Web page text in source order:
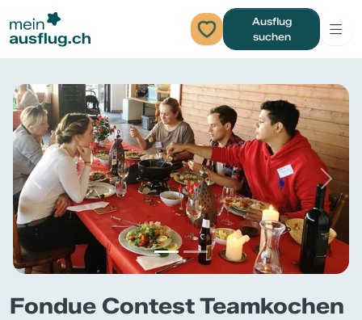
Ausflug
suchen
Previous Next
Fondue Contest Teamkochen